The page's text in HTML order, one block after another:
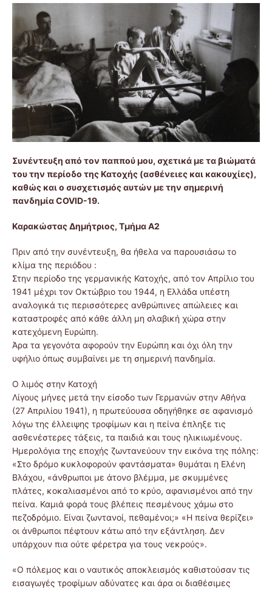
Συνέντευξη από τον παππού μου, σχετικά με τα βιώματά
του την περίοδο της Κατοχής (ασθένειες και κακουχίες),
καθώς και ο συσχετισμός αυτών με την σημερινή
πανδημία COVID-19.
Καρακώστας Δημήτριος, Τμήμα Α2
Πριν από την συνέντευξη, θα ήθελα να παρουσιάσω το
κλίμα της περιόδου :
Στην περίοδο της γερμανικής Κατοχής, από τον Απρίλιο του
1941 μέχρι τον Οκτώβριο του 1944, η Ελλάδα υπέστη
αναλογικά τις περισσότερες ανθρώπινες απώλειες και
καταστροφές από κάθε άλλη μη σλαβική χώρα στην
κατεχόμενη Ευρώπη.
Άρα τα γεγονότα αφορούν την Ευρώπη και όχι όλη την
υφήλιο όπως συμβαίνει με τη σημερινή πανδημία.
Ο λιμός στην Κατοχή
Λίγους μήνες μετά την είσοδο των Γερμανών στην Αθήνα
(27 Απριλίου 1941), η πρωτεύουσα οδηγήθηκε σε αφανισμό
λόγω της έλλειψης τροφίμων και η πείνα έπληξε τις
ασθενέστερες τάξεις, τα παιδιά και τους ηλικιωμένους.
Ημερολόγια της εποχής ζωντανεύουν την εικόνα της πόλης:
«Στο δρόμο κυκλοφορούν φαντάσματα» θυμάται η Ελένη
Βλάχου, «άνθρωποι με άτονο βλέμμα, με σκυμμένες
πλάτες, κοκαλιασμένοι από το κρύο, αφανισμένοι από την
πείνα. Καμιά φορά τους βλέπεις πεσμένους χάμω στο
πεζοδρόμιο. Είναι ζωντανοί, πεθαμένοι;» «Η πείνα θερίζει»
οι άνθρωποι πέφτουν κάτω από την εξάντληση. Δεν
υπάρχουν πια ούτε φέρετρα για τους νεκρούς».
«Ο πόλεμος και ο ναυτικός αποκλεισμός καθιστούσαν τις
εισαγωγές τροφίμων αδύνατες και άρα οι διαθέσιμες